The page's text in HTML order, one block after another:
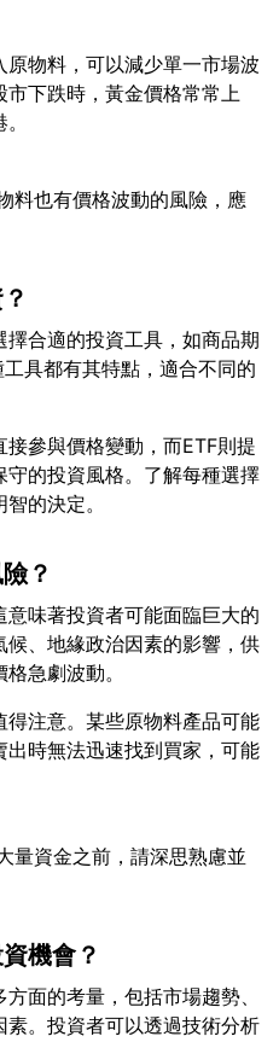
物料，可以減少單一市場波
下跌時，黃金價格常常上
也有價格波動的風險，應
合適的投資工具，如商品期
具都有其特點，適合不同的
參與價格變動，而ETF則提
的投資風格。了解每種選擇
？
味著投資者可能面臨巨大的
、地緣政治因素的影響，供
注意。某些原物料產品可能
時無法迅速找到買家，可能
資金之前，請深思熟慮並
機會？
面的考量，包括市場趨勢、
。投資者可以透過技術分析